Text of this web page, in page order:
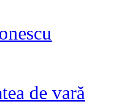
de vară